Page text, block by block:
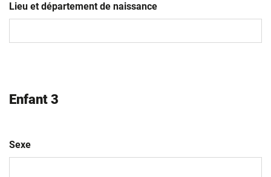
slash
MM
Lieu et département de naissance
Enfant 3
Sexe